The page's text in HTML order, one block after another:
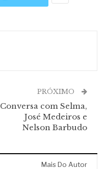
PRÓXIMO
Conversa com Selma,
José Medeiros e
Nelson Barbudo
Mais Do Autor